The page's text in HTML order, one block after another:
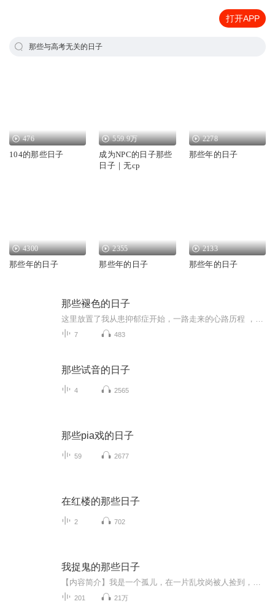
打开APP
那些与高考无关的日子
476
104的那些日子
559.9万
成为NPC的日子那些
日子｜无cp
2278
那些年的日子
4300
那些年的日子
2355
那些年的日子
2133
那些年的日子
那些褪色的日子
7 483
那些试音的日子
4 2565
那些pia戏的日子
59 2677
在红楼的那些日子
2 702
我捉鬼的那些日子
201 21万